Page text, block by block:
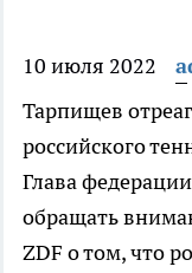
10 июля 2022
Тарпищев
российского
Глава
обращать
ZDF о том, что